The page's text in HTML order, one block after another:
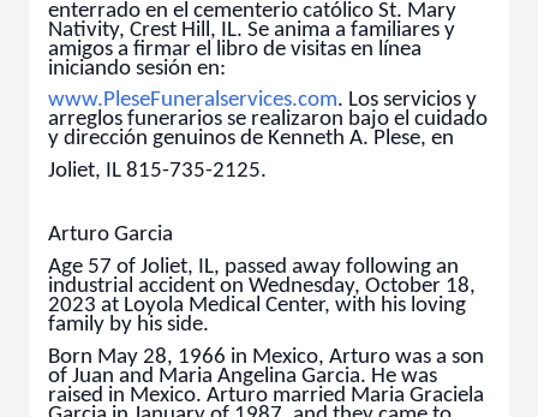
enterrado en el cementerio católico St. Mary
Nativity, Crest Hill, IL. Se anima a familiares y
amigos a firmar el libro de visitas en línea
iniciando sesión en:
www.PleseFuneralservices.com. Los servicios y
arreglos funerarios se realizaron bajo el cuidado
y dirección genuinos de Kenneth A. Plese, en
Joliet, IL 815-735-2125.
Arturo Garcia
Age 57 of Joliet, IL, passed away following an
industrial accident on Wednesday, October 18,
2023 at Loyola Medical Center, with his loving
family by his side.
Born May 28, 1966 in Mexico, Arturo was a son
of Juan and Maria Angelina Garcia. He was
raised in Mexico. Arturo married Maria Graciela